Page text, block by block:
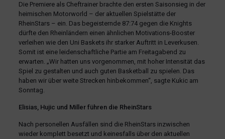
Die Premiere als Cheftrainer brachte den ersten Saisonsieg in der
heimischen Motorworld – der aktuellen Spielstätte der
RheinStars – ein. Das begeisternde 87:74 gegen die Knights
dürfte den Rheinländern einen ähnlichen Motivations-Booster
verleihen wie den Uni Baskets ihr starker Auftritt in Leverkusen.
Somit ist eine leidenschaftliche Partie am Freitagabend zu
erwarten. „Wir hatten uns vorgenommen, mit hoher Intensität das
Spiel zu gestalten und auch guten Basketball zu spielen. Das
haben wir über weite Strecken hinbekommen“, sagte Kukic am
Sonntag.
Elisias, Hujic und Miller führen die RheinStars
Nach personellen Ausfällen sind die RheinStars inzwischen
wieder komplett besetzt und keinesfalls über den aktuellen